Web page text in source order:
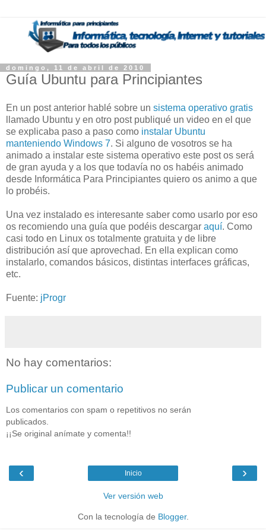
domingo, 11 de abril de 2010
Guía Ubuntu para Principiantes
En un post anterior hablé sobre un sistema operativo gratis
llamado Ubuntu y en otro post publiqué un video en el que
se explicaba paso a paso como instalar Ubuntu
manteniendo Windows 7. Si alguno de vosotros se ha
animado a instalar este sistema operativo este post os será
de gran ayuda y a los que todavía no os habéis animado
desde Informática Para Principiantes quiero os animo a que
lo probéis.
Una vez instalado es interesante saber como usarlo por eso
os recomiendo una guía que podéis descargar aquí. Como
casi todo en Linux os totalmente gratuita y de libre
distribución así que aprovechad. En ella explican como
instalarlo, comandos básicos, distintas interfaces gráficas,
etc.
Fuente: jProgr
No hay comentarios:
Publicar un comentario
Los comentarios con spam o repetitivos no serán
publicados.
¡¡Se original anímate y comenta!!
‹ ›
Inicio
Ver versión web
Con la tecnología de Blogger.